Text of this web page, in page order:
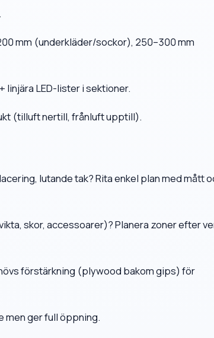
mm (underkläder/sockor), 250–300 mm
linjära LED-lister i sektioner.
(tilluft nertill, frånluft upptill).
lutande tak? Rita enkel plan med mått
skor, accessoarer)? Planera zoner efter
förstärkning (plywood bakom gips) för
men ger full öppning.